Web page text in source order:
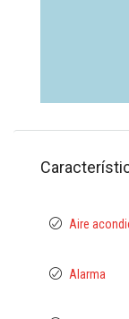
Aire
Alarma